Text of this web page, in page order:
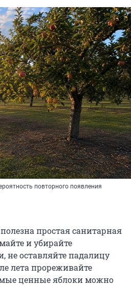
повторного появления
простая санитарная
и убирайте
не оставляйте падалицу
лета прореживайте
ценные яблоки можно